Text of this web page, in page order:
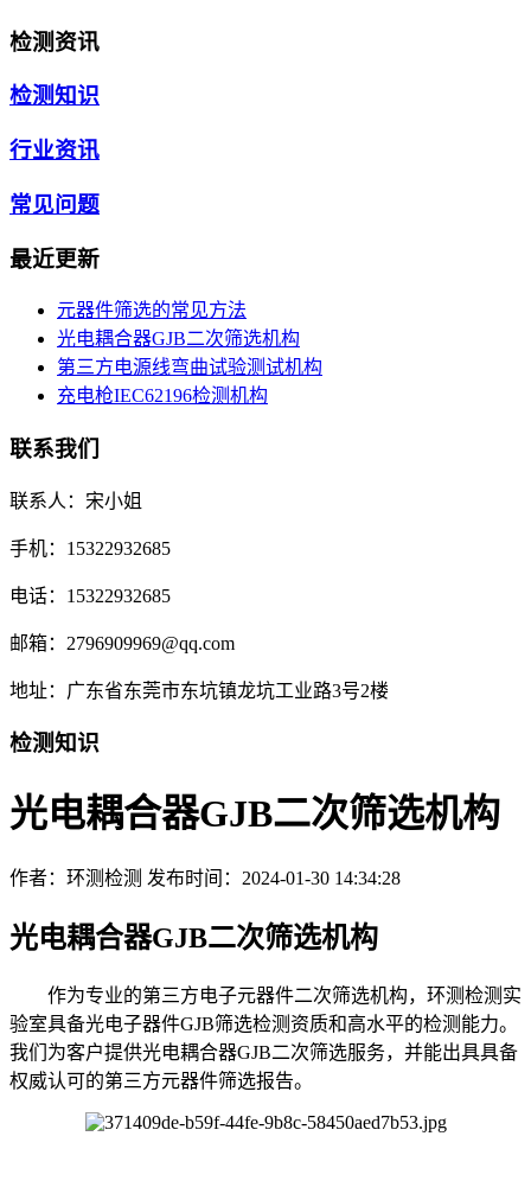
检测资讯
检测知识
行业资讯
常见问题
最近更新
元器件筛选的常见方法
光电耦合器GJB二次筛选机构
第三方电源线弯曲试验测试机构
充电枪IEC62196检测机构
联系我们
联系人：宋小姐
手机：15322932685
电话：15322932685
邮箱：2796909969@qq.com
地址：广东省东莞市东坑镇龙坑工业路3号2楼
检测知识
光电耦合器GJB二次筛选机构
作者：环测检测 发布时间：2024-01-30 14:34:28
光电耦合器GJB二次筛选机构
作为专业的第三方电子元器件二次筛选机构，环测检测实
验室具备光电子器件GJB筛选检测资质和高水平的检测能力。
我们为客户提供光电耦合器GJB二次筛选服务，并能出具具备
权威认可的第三方元器件筛选报告。